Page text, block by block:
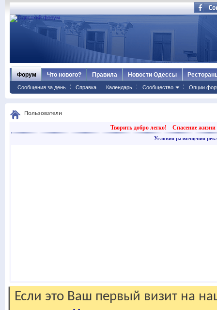
Форум
Сообщения за день Справка Календарь Сообщество Опции
Что нового? Правила Новости Одессы
Пользователи
Творить добро легко! Спасение жизни
Условия размещения
Если это Ваш первый визит на